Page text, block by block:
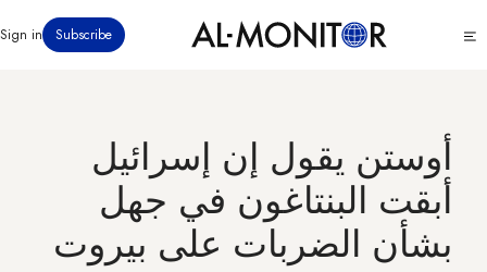
إلى
Subscribe
Sign in
أوستن يقول إن إسرائيل
أبقت البنتاغون في جهل
بشأن الضربات على بيروت